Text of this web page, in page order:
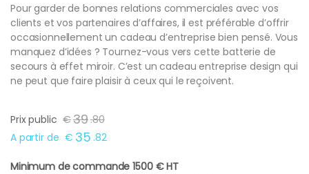
Pour garder de bonnes relations commerciales avec vos
clients et vos partenaires d’affaires, il est préférable d’offrir
occasionnellement un cadeau d’entreprise bien pensé. Vous
manquez d’idées ? Tournez-vous vers cette batterie de
secours à effet miroir. C’est un cadeau entreprise design qui
ne peut que faire plaisir à ceux qui le reçoivent.
Prix public €39.80
A partir de € 35 .82
Minimum de commande 1500 € HT